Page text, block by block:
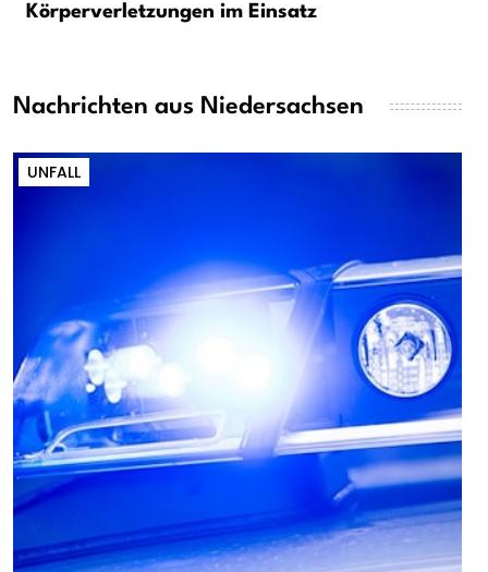
Körperverletzungen im Einsatz
Nachrichten aus Niedersachsen
UNFALL